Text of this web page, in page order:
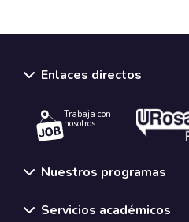
Enlaces directos
Trabaja con
nosotros.
Nuestros programas
Servicios académicos